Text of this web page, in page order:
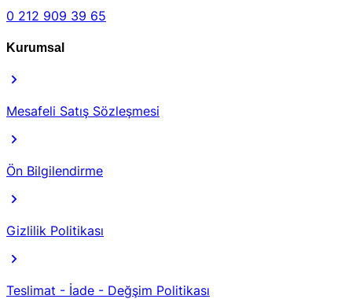
0 212 909 39 65
Kurumsal
Mesafeli Satış Sözleşmesi
Ön Bilgilendirme
Gizlilik Politikası
Teslimat - İade - Değşim Politikası